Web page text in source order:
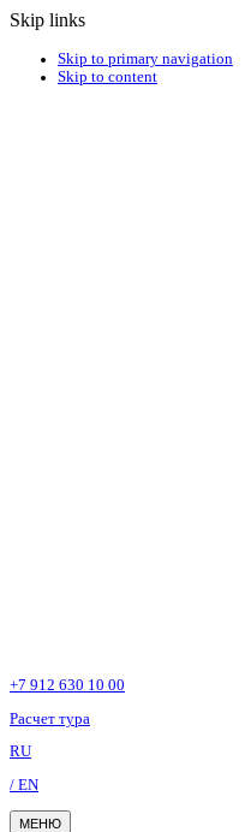
Skip links
Skip to primary navigation
Skip to content
+7 912 630 10 00
Расчет тура
RU
/ EN
МЕНЮ